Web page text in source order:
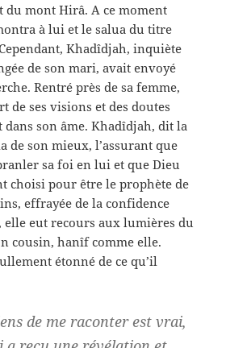
du mont Hirâ. A ce moment
à lui et le salua du titre
Khadîdjah, inquiète
de son mari, avait envoyé
Rentré près de sa femme,
de ses visions et des doutes
dans son âme. Khadîdjah, dit la
de son mieux, l’assurant que
sa foi en lui et que Dieu
choisi pour être le prophète de
effrayée de la confidence
elle eut recours aux lumières du
cousin, hanîf comme elle.
étonné de ce qu’il
de me raconter est vrai,